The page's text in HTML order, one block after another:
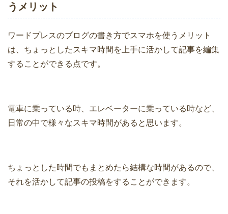
うメリット
ワードプレスのブログの書き方でスマホを使うメリット
は、ちょっとしたスキマ時間を上手に活かして記事を編集
することができる点です。
電車に乗っている時、エレベーターに乗っている時など、
日常の中で様々なスキマ時間があると思います。
ちょっとした時間でもまとめたら結構な時間があるので、
それを活かして記事の投稿をすることができます。